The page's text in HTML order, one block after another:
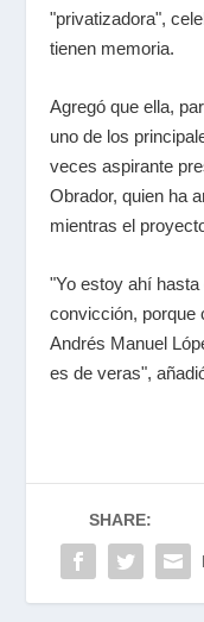
"privatizadora",
tienen memoria.
Agregó que ella,
uno de los
veces aspirante
Obrador, quien ha
mientras el
"Yo estoy ahí
convicción, porque
Andrés Manuel
es de veras",
SHARE: